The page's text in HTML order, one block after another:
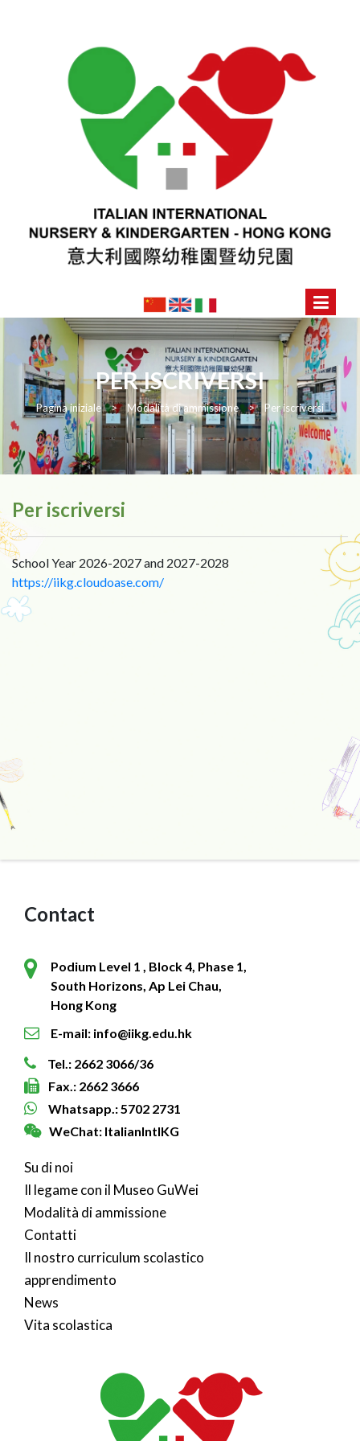
PER ISCRIVERSI
Pagina iniziale > Modalità di ammissione > Per iscriversi
Per iscriversi
School Year 2026-2027 and 2027-2028
https://iikg.cloudoase.com/
Contact
Podium Level 1 , Block 4, Phase 1,
South Horizons, Ap Lei Chau,
Hong Kong
E-mail: info@iikg.edu.hk
Tel.: 2662 3066/36
Fax.: 2662 3666
Whatsapp.: 5702 2731
WeChat: ItalianIntlKG
Su di noi
Il legame con il Museo GuWei
Modalità di ammissione
Contatti
Il nostro curriculum scolastico
apprendimento
News
Vita scolastica